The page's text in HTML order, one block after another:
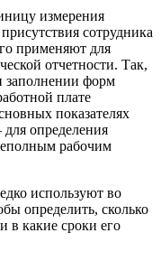
измерения
сотрудника
применяют для
отчетности. Так,
заполнении форм
плате
показателях
определения
рабочим
используют во
определить, сколько
в какие сроки его